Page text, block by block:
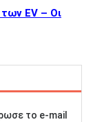
των EV – Οι
το e-mail